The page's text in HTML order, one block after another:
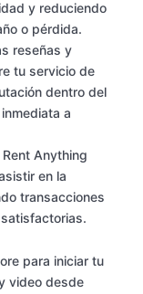
y reduciendo
o pérdida.
reseñas y
tu servicio de
dentro del
a
Rent Anything
en la
transacciones
para iniciar tu
video desde